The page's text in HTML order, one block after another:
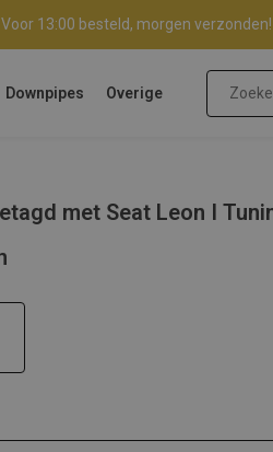
Voor 13:00 besteld, morgen verzonden!
Downpipes Overige
met Seat Leon I